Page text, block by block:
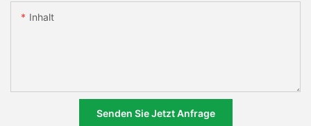
Inhalt
Senden Sie Jetzt Anfrage